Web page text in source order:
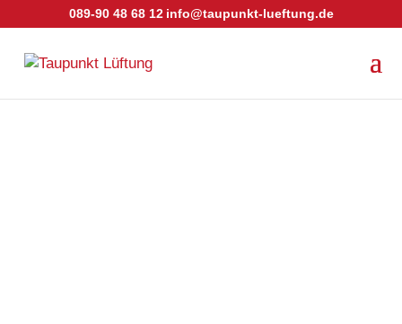
089-90 48 68 12 info@taupunkt-lueftung.de